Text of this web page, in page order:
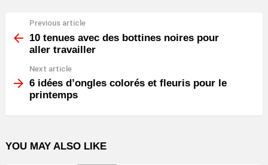
more
Previous article
10 tenues avec des bottines noires pour
aller travailler
Next article
6 idées d’ongles colorés et fleuris pour le
printemps
YOU MAY ALSO LIKE